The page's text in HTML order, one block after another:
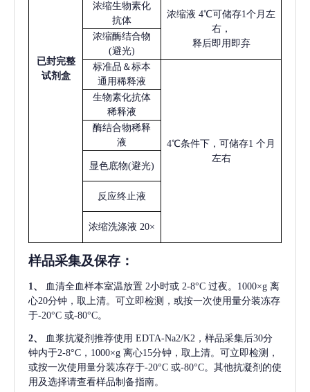
已封完整
试剂盒
浓缩生物素化
抗体
浓缩液 4℃可储存1个月左
右，
释后即用即弃
浓缩酶结合物
(避光)
标准品＆标本
通用稀释液
4℃条件下，可储存1 个月
左右
生物素化抗体
稀释液
酶结合物稀释
液
显色底物(避光)
反应终止液
浓缩洗涤液 20×
样品采集及保存 ：
1、 血清全血样本室温放置 2小时或 2-8°C 过夜。1000×g 离
心20分钟，取上清。可立即检测，或按一次使用量分装冻存
于-20°C 或-80°C。
2、 血浆抗凝剂推荐使用 EDTA-Na2/K2，样品采集后30分
钟内于2-8°C，1000×g 离心15分钟，取上清。可立即检测，
或按一次使用量分装冻存于-20°C 或-80°C。其他抗凝剂的使
用及选择请查看样品制备指南。